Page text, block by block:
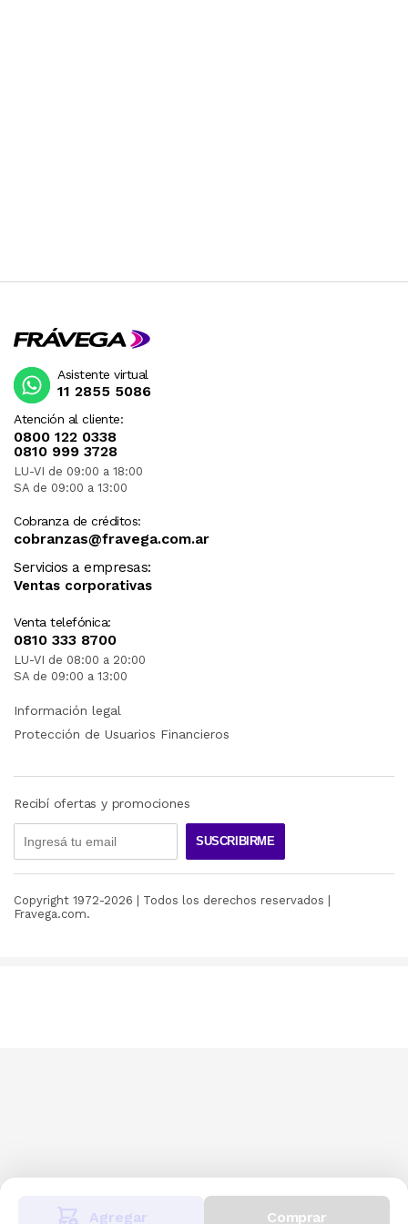
Comprar
Agregar
Atención al cliente:
0800 122 0338
0810 999 3728
LU-VI de 09:00 a 18:00
SA de 09:00 a 13:00
Cobranza de créditos:
cobranzas@fravega.com.ar
Servicios a empresas:
Ventas corporativas
Venta telefónica:
0810 333 8700
LU-VI de 08:00 a 20:00
SA de 09:00 a 13:00
Asistente virtual
11 2855 5086
Información legal
Protección de Usuarios Financieros
Recibí ofertas y promociones
SUSCRIBIRME
Copyright 1972-2026 | Todos los derechos reservados |
Fravega.com.